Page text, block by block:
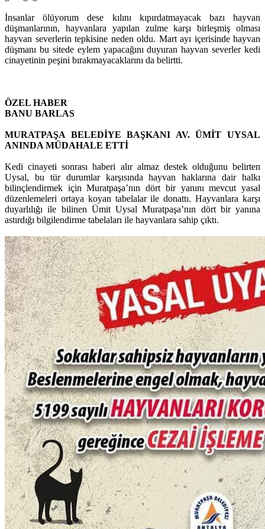
İnsanlar ölüyorum dese kılını kıpırdatmayacak bazı hayvan
düşmanlarının, hayvanlara yapılan zulme karşı birleşmiş olması
hayvan severlerin tepkisine neden oldu. Mart ayı içerisinde hayvan
düşmanı bu sitede eylem yapacağını duyuran hayvan severler kedi
cinayetinin peşini bırakmayacaklarını da belirtti.
ÖZEL HABER
BANU BARLAS
MURATPAŞA BELEDİYE BAŞKANI AV. ÜMİT UYSAL
ANINDA MÜDAHALE ETTİ
Kedi cinayeti sonrası haberi alır almaz destek olduğunu belirten
Uysal, bu tür durumlar karşısında hayvan haklarına dair halkı
bilinçlendirmek için Muratpaşa’nın dört bir yanını mevcut yasal
düzenlemeleri ortaya koyan tabelalar ile donattı. Hayvanlara karşı
duyarlılığı ile bilinen Ümit Uysal Muratpaşa’nın dört bir yanına
astırdığı bilgilendirme tabelaları ile hayvanlara sahip çıktı.